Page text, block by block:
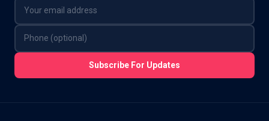
Subscribe For Updates